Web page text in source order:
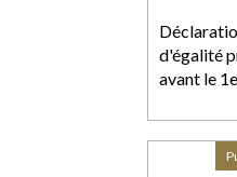
d'égalité
avant le